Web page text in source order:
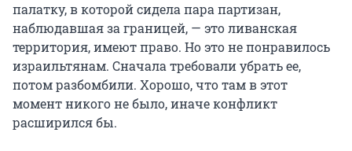
палатку, в которой сидела пара партизан,
наблюдавшая за границей, — это ливанская
территория, имеют право. Но это не понравилось
израильтянам. Сначала требовали убрать ее,
потом разбомбили. Хорошо, что там в этот
момент никого не было, иначе конфликт
расширился бы.